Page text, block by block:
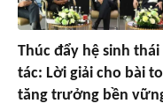
Thúc đẩy hệ sinh
tác: Lời giải cho bài
tăng trưởng bền